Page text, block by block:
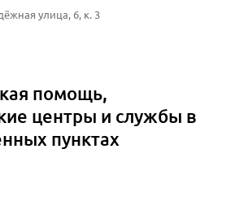
улица, 6, к. 3
помощь,
центры и службы в
пунктах